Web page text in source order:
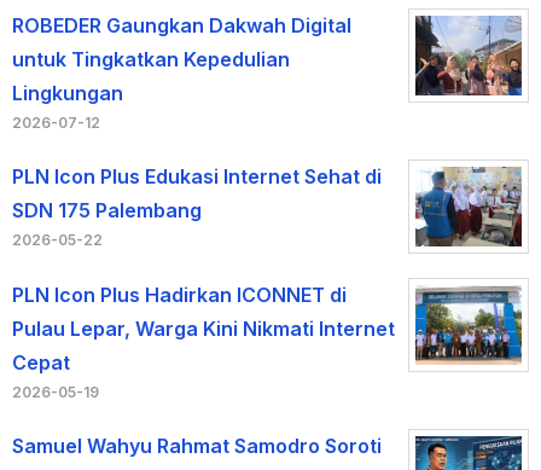
ROBEDER Gaungkan Dakwah Digital
untuk Tingkatkan Kepedulian
Lingkungan
2026-07-12
PLN Icon Plus Edukasi Internet Sehat di
SDN 175 Palembang
2026-05-22
PLN Icon Plus Hadirkan ICONNET di
Pulau Lepar, Warga Kini Nikmati Internet
Cepat
2026-05-19
Samuel Wahyu Rahmat Samodro Soroti